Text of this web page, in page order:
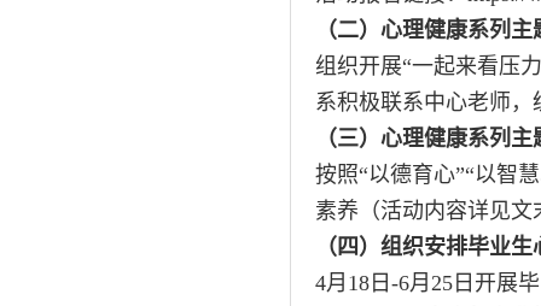
（二）心理健康系列主
组织开展“一起来看压
系积极联系中心老师，
（三）心理健康系列主
按照“以德育心”“以智
素养（活动内容详见文
（四）组织安排毕业
4月18日-6月25日开展